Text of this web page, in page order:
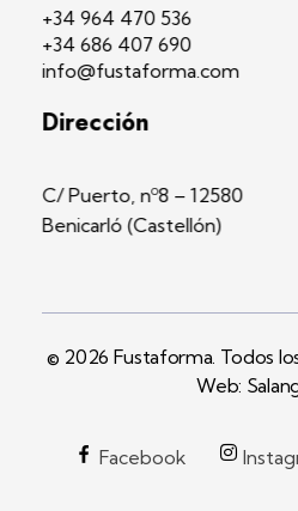
+34 964 470 536
+34 686 407 690
info@fustaforma.com
Dirección
C/ Puerto, nº8 – 12580
Benicarló (Castellón)
© 2026 Fustaforma. Todos
Web:
Facebook